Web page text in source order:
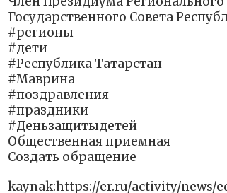
Государственного Совета
#регионы
#дети
#Республика Татарстан
#Маврина
#поздравления
#праздники
#Деньзащитыдетей
Общественная приемная
Создать обращение
kaynak:https://er.ru/activity/